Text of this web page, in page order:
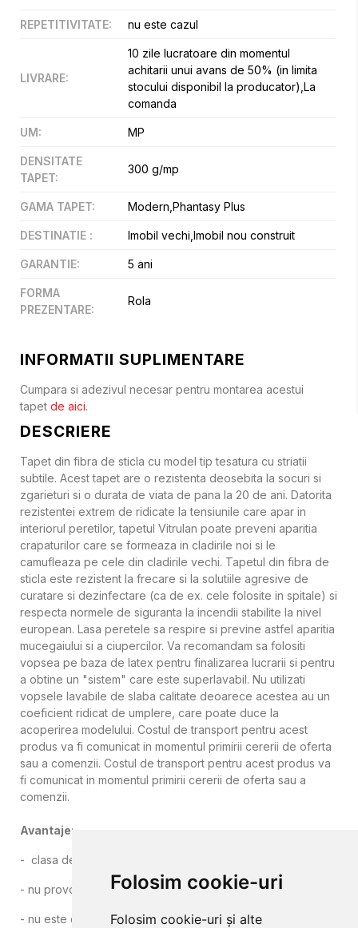
Folosim cookie-uri
Folosim cookie-uri și alte
DESCRIERE
Tapet din fibra de sticla cu model tip tesatura cu striatii
subtile. Acest tapet are o rezistenta deosebita la socuri si
zgarieturi si o durata de viata de pana la 20 de ani. Datorita
rezistentei extrem de ridicate la tensiunile care apar in
interiorul peretilor, tapetul Vitrulan poate preveni aparitia
crapaturilor care se formeaza in cladirile noi si le
camufleaza pe cele din cladirile vechi. Tapetul din fibra de
sticla este rezistent la frecare si la solutiile agresive de
curatare si dezinfectare (ca de ex. cele folosite in spitale) si
respecta normele de siguranta la incendii stabilite la nivel
european. Lasa peretele sa respire si previne astfel aparitia
mucegaiului si a ciupercilor. Va recomandam sa folositi
vopsea pe baza de latex pentru finalizarea lucrarii si pentru
a obtine un "sistem" care este superlavabil. Nu utilizati
vopsele lavabile de slaba calitate deoarece acestea au un
coeficient ridicat de umplere, care poate duce la
acoperirea modelului. Costul de transport pentru acest
produs va fi comunicat in momentul primirii cererii de oferta
sau a comenzii. Costul de transport pentru acest produs va
fi comunicat in momentul primirii cererii de oferta sau a
comenzii.
Avantaje:
- clasa de rezistenta la foc Bs1d0 conform EN13501-1:2010
- nu provoaca alergii, este antimicrobian si antibacterian
- nu este daunator sanatatii
REPETITIVITATE: nu este cazul
LIVRARE:
10 zile lucratoare din momentul
achitarii unui avans de 50% (in limita
stocului disponibil la producator),La
comanda
UM: MP
DENSITATE
TAPET:
300 g/mp
GAMA TAPET: Modern,Phantasy Plus
DESTINATIE : Imobil vechi,Imobil nou construit
GARANTIE: 5 ani
FORMA
PREZENTARE:
Rola
INFORMATII SUPLIMENTARE
Cumpara si adezivul necesar pentru montarea acestui
tapet de aici.